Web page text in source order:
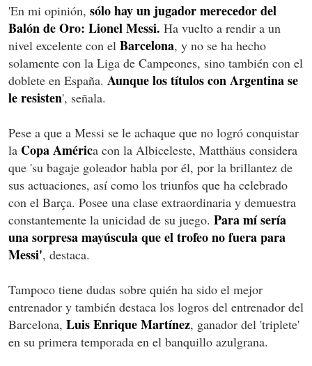
'En mi opinión, sólo hay un jugador merecedor del
Balón de Oro: Lionel Messi. Ha vuelto a rendir a un
nivel excelente con el Barcelona, y no se ha hecho
solamente con la Liga de Campeones, sino también con el
doblete en España. Aunque los títulos con Argentina se
le resisten', señala.
Pese a que a Messi se le achaque que no logró conquistar
la Copa América con la Albiceleste, Matthäus considera
que 'su bagaje goleador habla por él, por la brillantez de
sus actuaciones, así como los triunfos que ha celebrado
con el Barça. Posee una clase extraordinaria y demuestra
constantemente la unicidad de su juego. Para mí sería
una sorpresa mayúscula que el trofeo no fuera para
Messi', destaca.
Tampoco tiene dudas sobre quién ha sido el mejor
entrenador y también destaca los logros del entrenador del
Barcelona, Luis Enrique Martínez, ganador del 'triplete'
en su primera temporada en el banquillo azulgrana.